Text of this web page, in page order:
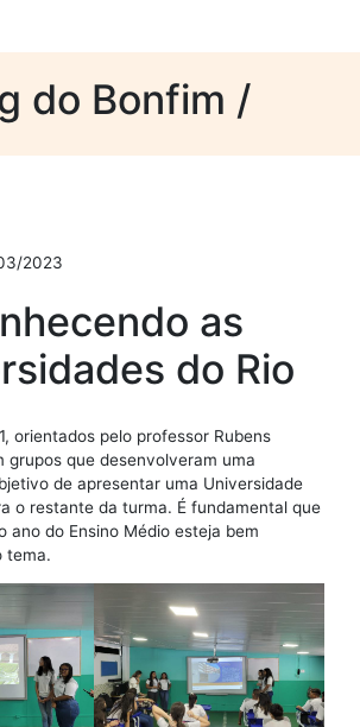
do Bonfim /
2023
as
do Rio
orientados pelo professor Rubens
grupos que desenvolveram uma
de apresentar uma Universidade
o restante da turma. É fundamental que
ano do Ensino Médio esteja bem
tema.